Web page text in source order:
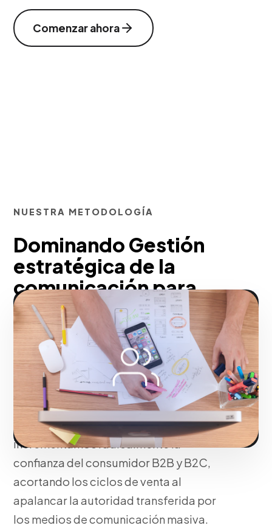
Comenzar ahora
NUESTRA METODOLOGÍA
Dominando Gestión
estratégica de la
comunicación para
blindar tu autoridad en
San Juan
Transformamos la mención pública en
capital de firma invaluable. Al ganar
espacios orgánicos y editorial en medios
respetados (Earned Media],
incrementamos radicalmente la
confianza del consumidor B2B y B2C,
acortando los ciclos de venta al
apalancar la autoridad transferida por
los medios de comunicación masiva.